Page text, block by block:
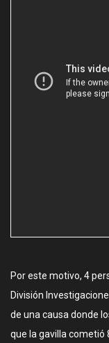
Por este motivo, 4
División
de una causa donde
que la gavilla